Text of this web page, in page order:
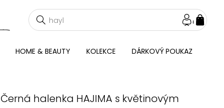
HOME & BEAUTY KOLEKCE DÁRKOVÝ POUKAZ
Černá halenka HAJIMA s květinovým